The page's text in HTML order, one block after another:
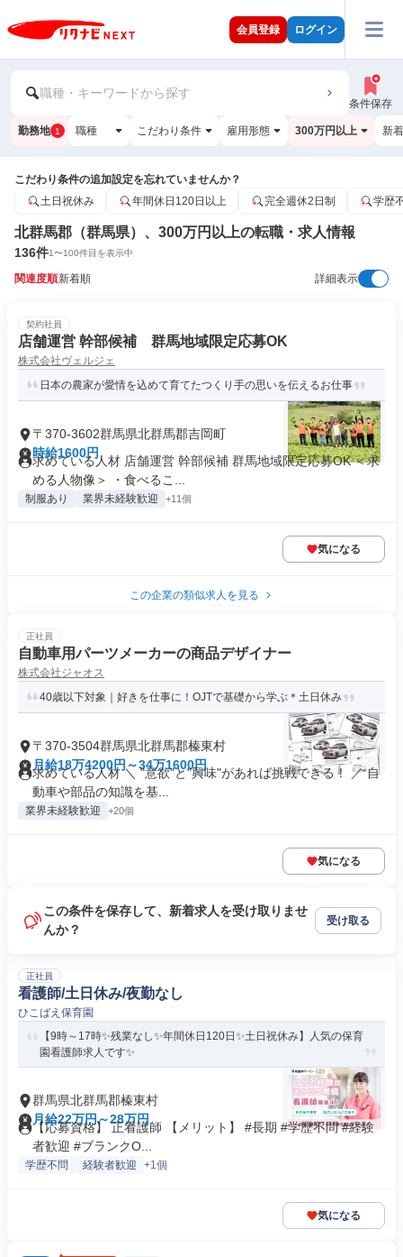
会員登録 ログイン
職種・キーワードから探す
条件保存
勤務地 1 職種 こだわり条件 雇用形態 300万円以上 新
こだわり条件の追加設定を忘れていませんか？
土日祝休み
年間休日120日以上 完全週休2日制 学歴
北群馬郡（群馬県）、300万円以上の転職・求人情報
136件1〜100件目を表示中
関連度順新着順 詳細表示
契約社員
店舗運営 幹部候補 群馬地域限定応募OK
株式会社ヴェルジェ
日本の農家が愛情を込めて育てたつくり手の思いを伝えるお仕事
〒370-3602群馬県北群馬郡吉岡町
時給1600円
求めている人材 店舗運営 幹部候補 群馬地域限定応募OK ＜求
める人物像＞ ・食べるこ...
制服あり 業界未経験歓迎 +11個
気になる
この企業の類似求人を見る
正社員
自動車用パーツメーカーの商品デザイナー
株式会社ジャオス
40歳以下対象｜好きを仕事に！OJTで基礎から学ぶ＊土日休み
〒370-3504群馬県北群馬郡榛東村
月給18万4200円～34万1600円
求めている人材 ＼ "意欲"と"興味"があれば挑戦できる！ ／ 自
動車や部品の知識を基...
業界未経験歓迎 +20個
気になる
この条件を保存して、新着求人を受け取りませ
んか？
受け取る
正社員
看護師/土日休み/夜勤なし
ひこばえ保育園
【9時～17時✨残業なし✨年間休日120日✨土日祝休み】人気の保育
園看護師求人です✨
群馬県北群馬郡榛東村
月給22万円～28万円
【応募資格】 正看護師 【メリット】 #長期 #学歴不問 #経験
者歓迎 #ブランクO...
学歴不問 経験者歓迎 +1個
気になる